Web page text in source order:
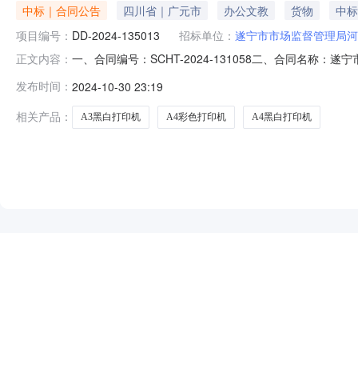
中标｜合同公告 四川省｜广元市 办公文教 货物
中
项目编号： DD-2024-135013 招标单位： 遂宁市市场监督管理局
正文内容： 一、合同编号：SCHT-2024-131058二、合同名称：遂
方)：遂宁市万洪商贸有限公司地址：大东街联系方式：
发布时间： 2024-10-30 23:19
相关产品：
A3黑白打印机 A4彩色打印机 A4黑白打印机